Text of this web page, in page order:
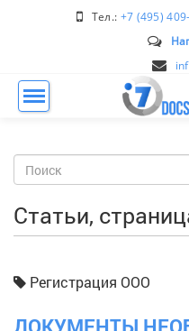
Тел.: +7 (495)
Статьи,
Регистрация ООО